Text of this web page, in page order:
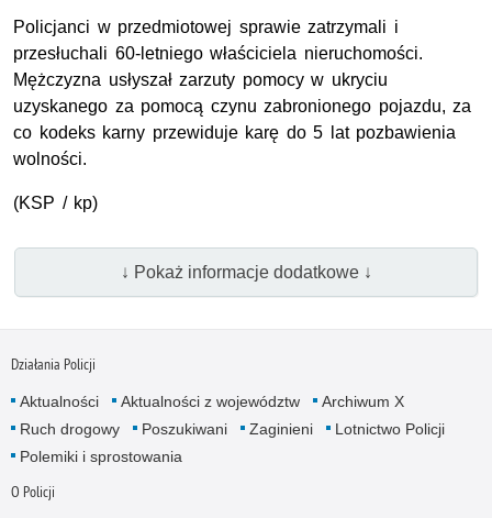
Policjanci w przedmiotowej sprawie zatrzymali i
przesłuchali 60-letniego właściciela nieruchomości.
Mężczyzna usłyszał zarzuty pomocy w ukryciu
uzyskanego za pomocą czynu zabronionego pojazdu, za
co kodeks karny przewiduje karę do 5 lat pozbawienia
wolności.
(KSP / kp)
↓ Pokaż informacje dodatkowe ↓
Działania Policji
Aktualności Aktualności z województw
Archiwum X
Ruch drogowy
Poszukiwani Zaginieni
Lotnictwo Policji
Polemiki i sprostowania
O Policji